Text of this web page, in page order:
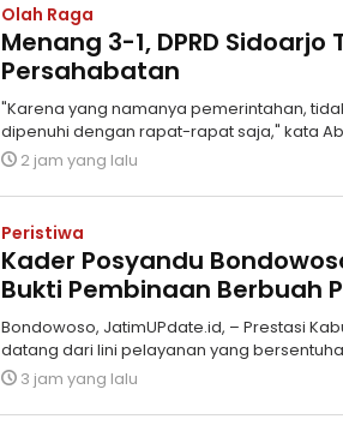
Olah Raga
Menang 3-1, DPRD
Persahabatan
"Karena yang namanya pemerintahan,
dipenuhi dengan rapat-rapat saja," kata
2 jam yang lalu
Peristiwa
Kader Posyandu
Bukti Pembinaan Berbuah
Bondowoso, JatimUPdate.id, – Prestasi
datang dari lini pelayanan yang
3 jam yang lalu